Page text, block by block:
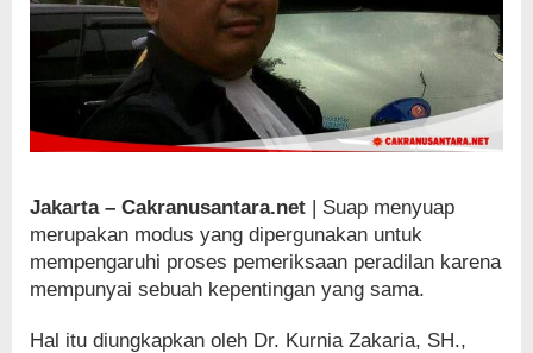
Jakarta – Cakranusantara.net | Suap menyuap
merupakan modus yang dipergunakan untuk
mempengaruhi proses pemeriksaan peradilan karena
mempunyai sebuah kepentingan yang sama.
Hal itu diungkapkan oleh Dr. Kurnia Zakaria, SH.,